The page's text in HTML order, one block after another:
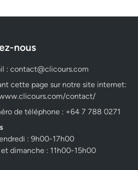
nous
: contact@clicours.com
cette page sur notre site internet:
contact/
de téléphone : +64 7 788 0271
: 9h00-17h00
dimanche : 11h00-15h00